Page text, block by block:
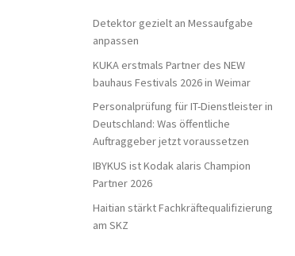
Detektor gezielt an Messaufgabe
anpassen
KUKA erstmals Partner des NEW
bauhaus Festivals 2026 in Weimar
Personalprüfung für IT-Dienstleister in
Deutschland: Was öffentliche
Auftraggeber jetzt voraussetzen
IBYKUS ist Kodak alaris Champion
Partner 2026
Haitian stärkt Fachkräftequalifizierung
am SKZ